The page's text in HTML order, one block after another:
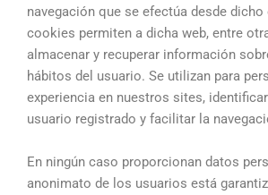
navegación que se efectúa desde dicho
cookies permiten a dicha web, entre
almacenar y recuperar información
hábitos del usuario. Se utilizan para
experiencia en nuestros sites,
usuario registrado y facilitar la
En ningún caso proporcionan datos
anonimato de los usuarios está